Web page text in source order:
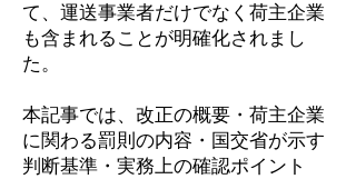
て、運送事業者だけでなく荷主企業
も含まれることが明確化されまし
た。
本記事では、改正の概要・荷主企業
に関わる罰則の内容・国交省が示す
判断基準・実務上の確認ポイント